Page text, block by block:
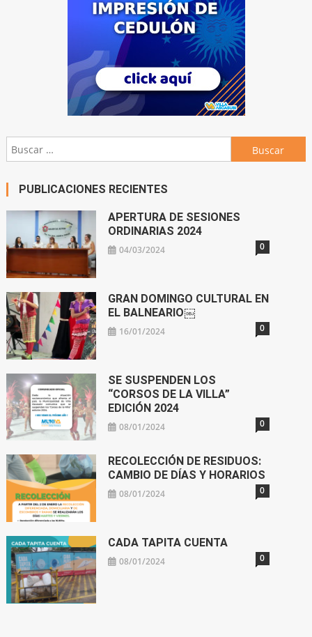
Buscar:
PUBLICACIONES RECIENTES
APERTURA DE SESIONES
ORDINARIAS 2024
04/03/2024 0
GRAN DOMINGO CULTURAL EN
EL BALNEARIO￼
16/01/2024 0
SE SUSPENDEN LOS
“CORSOS DE LA VILLA”
EDICIÓN 2024
08/01/2024 0
RECOLECCIÓN DE RESIDUOS:
CAMBIO DE DÍAS Y HORARIOS
08/01/2024 0
CADA TAPITA CUENTA
08/01/2024 0